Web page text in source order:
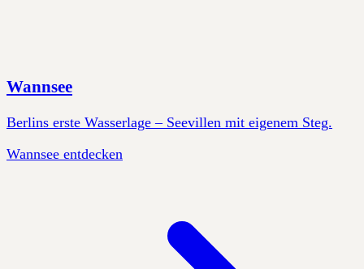
Wannsee
Berlins erste Wasserlage – Seevillen mit eigenem Steg.
Wannsee entdecken